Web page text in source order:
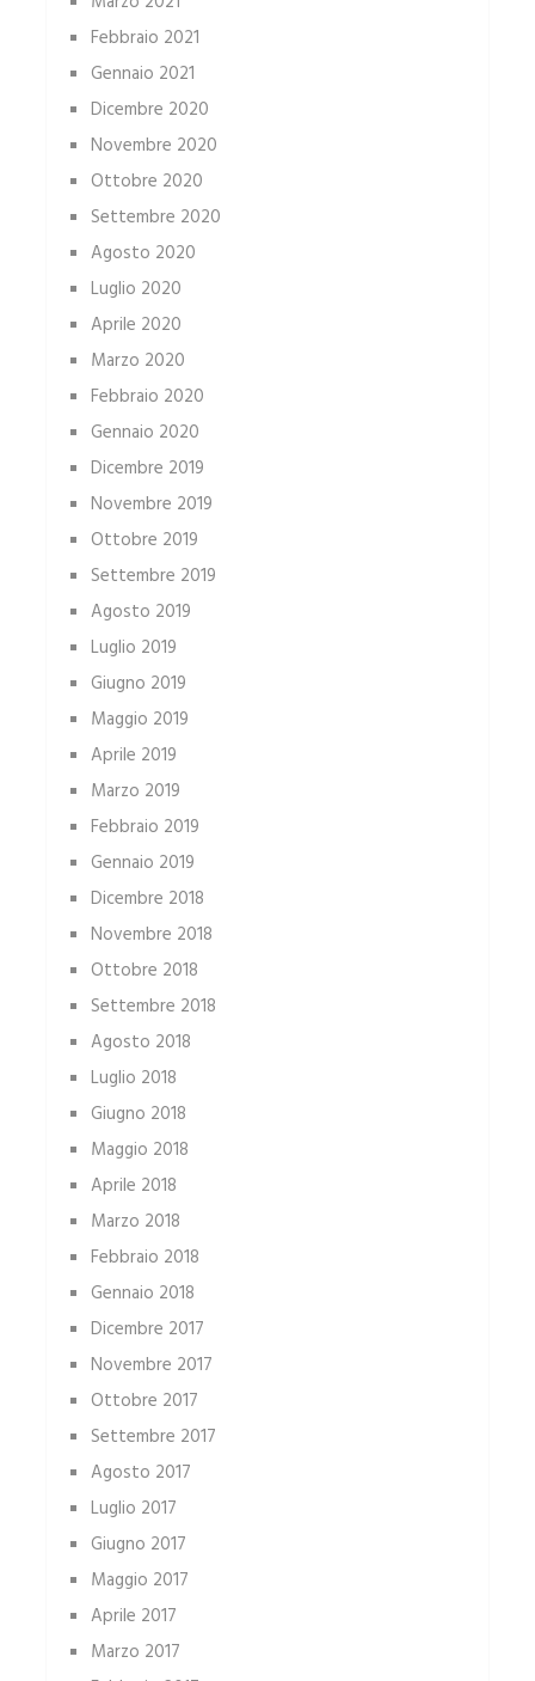
Febbraio 2021
Gennaio 2021
Dicembre 2020
Novembre 2020
Ottobre 2020
Settembre 2020
Agosto 2020
Luglio 2020
Aprile 2020
Marzo 2020
Febbraio 2020
Gennaio 2020
Dicembre 2019
Novembre 2019
Ottobre 2019
Settembre 2019
Agosto 2019
Luglio 2019
Giugno 2019
Maggio 2019
Aprile 2019
Marzo 2019
Febbraio 2019
Gennaio 2019
Dicembre 2018
Novembre 2018
Ottobre 2018
Settembre 2018
Agosto 2018
Luglio 2018
Giugno 2018
Maggio 2018
Aprile 2018
Marzo 2018
Febbraio 2018
Gennaio 2018
Dicembre 2017
Novembre 2017
Ottobre 2017
Settembre 2017
Agosto 2017
Luglio 2017
Giugno 2017
Maggio 2017
Aprile 2017
Marzo 2017